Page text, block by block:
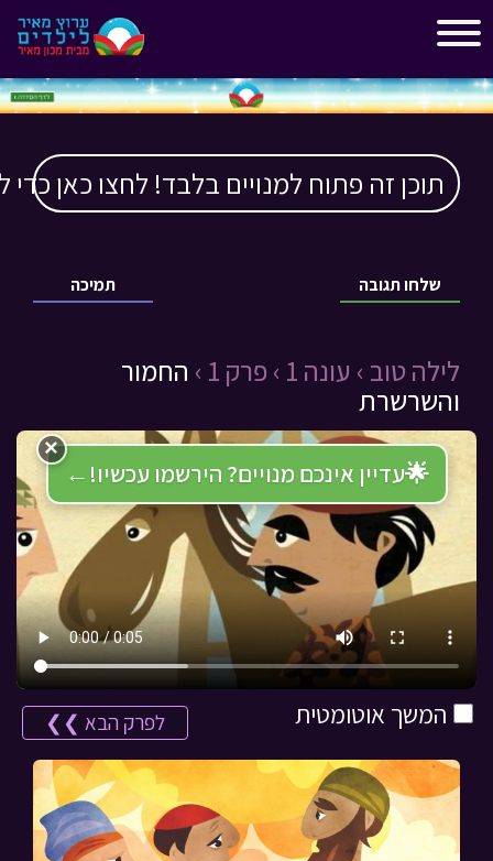
תוכן זה פתוח למנויים בלבד! לחצו כאן כדי
תמיכה שלחו תגובה
לילה טוב › עונה 1 › פרק 1 ›
החמור
והשרשרת
🌟עדיין אינכם מנויים? הירשמו עכשיו! ←
×
המשך אוטומטית לפרק הבא ❯❯